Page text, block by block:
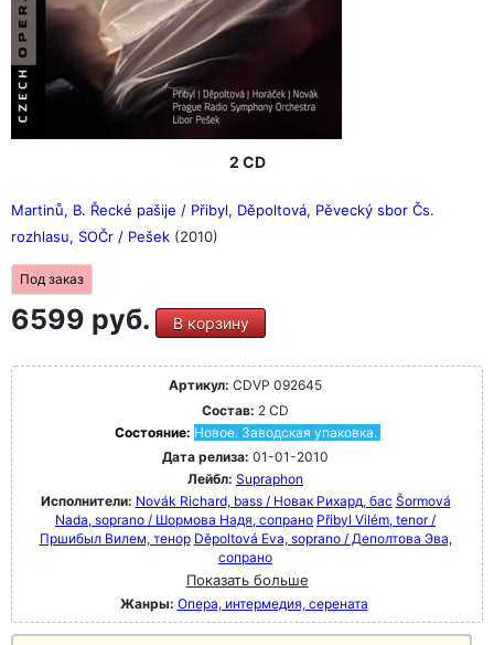
2 CD
Martinů, B. Řecké pašije / Přibyl, Děpoltová, Pěvecký sbor Čs.
rozhlasu, SOČr / Pešek (2010)
Под заказ
6599 руб. В корзину
Артикул: CDVP 092645
Состав: 2 CD
Состояние: Новое. Заводская упаковка.
Дата релиза: 01-01-2010
Лейбл: Supraphon
Исполнители: Novák Richard, bass / Новак Рихард, бас Šormová
Nada, soprano / Шормова Надя, сопрано Přibyl Vilém, tenor /
Пршибыл Вилем, тенор Děpoltová Eva, soprano / Деполтова Эва,
сопрано
Показать больше
Жанры: Опера, интермедия, серената